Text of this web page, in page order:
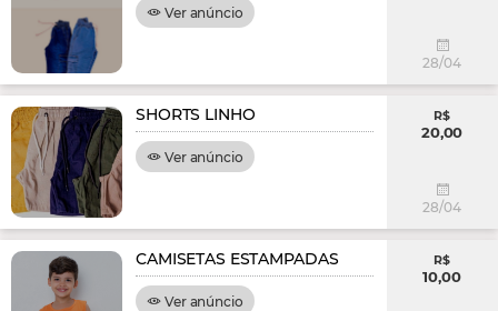
Ver anúncio
28/04
SHORTS LINHO
Ver anúncio
R$
20,00
28/04
CAMISETAS ESTAMPADAS
Ver anúncio
R$
10,00